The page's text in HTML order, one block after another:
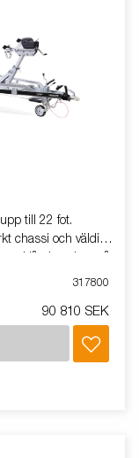
till 22 fot.
chassi och väldigt
låg inverkan på
förstärkta kölrullar.
förlänger
extra
använda
317800
90 810 SEK